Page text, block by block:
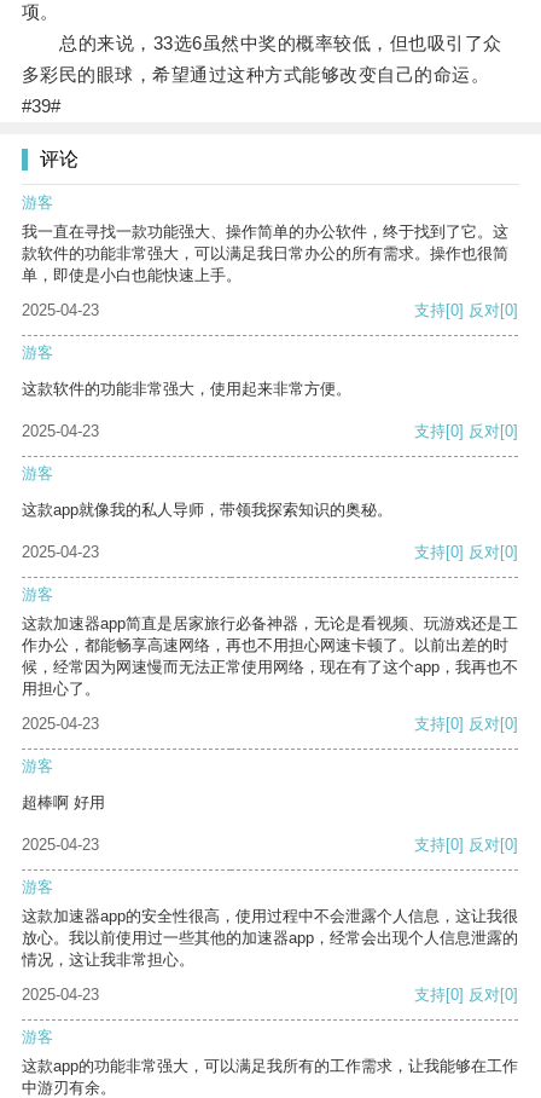
项。
总的来说，33选6虽然中奖的概率较低，但也吸引了众
多彩民的眼球，希望通过这种方式能够改变自己的命运。
#39#
评论
游客
我一直在寻找一款功能强大、操作简单的办公软件，终于找到了它。这
款软件的功能非常强大，可以满足我日常办公的所有需求。操作也很简
单，即使是小白也能快速上手。
2025-04-23
支持[0] 反对[0]
游客
这款软件的功能非常强大，使用起来非常方便。
2025-04-23 支持[0] 反对[0]
游客
这款app就像我的私人导师，带领我探索知识的奥秘。
2025-04-23 支持[0] 反对[0]
游客
这款加速器app简直是居家旅行必备神器，无论是看视频、玩游戏还是工
作办公，都能畅享高速网络，再也不用担心网速卡顿了。以前出差的时
候，经常因为网速慢而无法正常使用网络，现在有了这个app，我再也不
用担心了。
2025-04-23
支持[0] 反对[0]
游客
超棒啊 好用
2025-04-23 支持[0] 反对[0]
游客
这款加速器app的安全性很高，使用过程中不会泄露个人信息，这让我很
放心。我以前使用过一些其他的加速器app，经常会出现个人信息泄露的
情况，这让我非常担心。
2025-04-23
支持[0] 反对[0]
游客
这款app的功能非常强大，可以满足我所有的工作需求，让我能够在工作
中游刃有余。